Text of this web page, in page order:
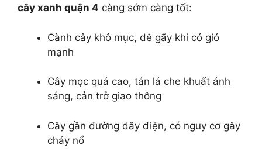
cây xanh quận 4 càng sớm càng tốt:
Cành cây khô mục, dễ gãy khi có gió
mạnh
Cây mọc quá cao, tán lá che khuất ánh
sáng, cản trở giao thông
Cây gần đường dây điện, có nguy cơ gây
cháy nổ